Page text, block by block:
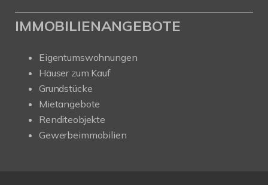
IMMOBILIENANGEBOTE
Eigentumswohnungen
Häuser zum Kauf
Grundstücke
Mietangebote
Renditeobjekte
Gewerbeimmobilien